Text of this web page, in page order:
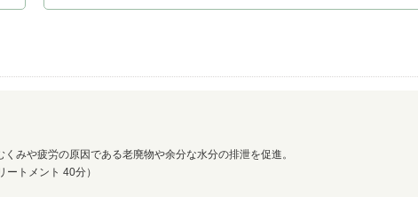
みや疲労の原因である老廃物や余分な水分の排泄を促進。
ートメント 40分）